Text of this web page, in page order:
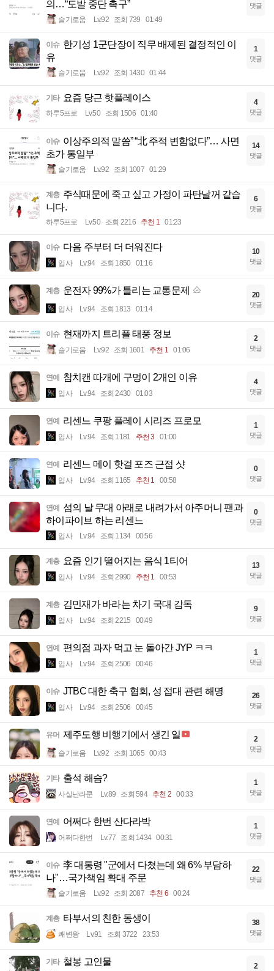
의…“도발 중단 촉구”
슬기로움 Lv.92 조회 739 01:49
댓글
이슈 한기성 1군단장이 직무 배제된 결정적인 이
유
슬기로움 Lv.92 조회 1430 01:44
1
댓글
기타 요즘 당근 핫플레이스
하루5프로 Lv.50 조회 1506 01:40
4
댓글
이슈 이상주의적 말씀” “北 주적 변함없다”… 사면
초가 통일부
슬기로움 Lv.92 조회 1007 01:29
14
댓글
계층 주식때문에 죽고 싶고 가정이 파탄날꺼 같습
니다.
하루5프로 Lv.50 조회 2216 추천 1 01:23
6
댓글
이슈 다음 주부터 더 더워진다
입사 Lv.94 조회 1850 01:16
10
댓글
계층 운전자 99%가 틀리는 교통문제
입사 Lv.94 조회 1813 01:14
20
댓글
이슈 현재까지 트리플 태풍 정보
슬기로움 Lv.92 조회 1601 추천 1 01:06
2
댓글
연예 참치캔 따개에 구멍이 2개인 이유
입사 Lv.94 조회 2430 01:03
4
댓글
연예 리센느 쿠팡 플레이 시리즈 프로모
입사 Lv.94 조회 1181 추천 3 01:00
1
댓글
연예 리센느 메이 핫걸 포즈 근접 샷
입사 Lv.94 조회 1165 추천 1 00:58
0
댓글
연예
섬의 날 무대 아래로 내려가서 아주머니 팬과
하이파이브 하는 리센느
입사 Lv.94 조회 1134 00:56
0
댓글
계층 요즘 인기 떨어지는 음식 1티어
입사 Lv.94 조회 2990 추천 1 00:53
13
댓글
계층 김민재가 바라는 차기 국대 감독
입사 Lv.94 조회 2215 00:49
9
댓글
연예 편의점 과자 먹고 눈 돌아간 JYP ㅋㅋ
입사 Lv.94 조회 2506 00:46
1
댓글
이슈 JTBC 대한 축구 협회, 성 접대 관련 해명
입사 Lv.94 조회 2506 00:45
26
댓글
유머 제주도행 비행기에서 생긴 일
슬기로움 Lv.92 조회 1065 00:43
2
댓글
기타 출석 해슴?
사실난라쿤 Lv.89 조회 594 추천 2 00:33
1
댓글
연예 어쩌다 한번 산다라박
어쩌다한번 Lv.77 조회 1434 00:31
1
댓글
이슈 李 대통령 "군에서 다쳤는데 왜 6% 부담하
나"…국가책임 확대 주문
슬기로움 Lv.92 조회 2087 추천 6 00:24
22
댓글
계층 타부서의 친한 동생이
쾌변왕 Lv.91 조회 3722 23:53
38
댓글
기타 철봉 고인물 2